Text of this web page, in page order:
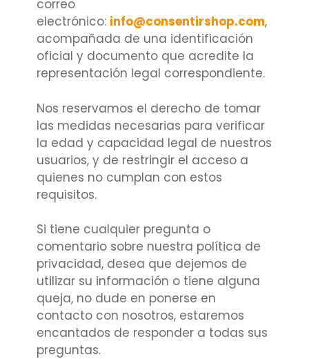
correo
electrónico: info@consentirshop.com,
acompañada de una identificación
oficial y documento que acredite la
representación legal correspondiente.
Nos reservamos el derecho de tomar
las medidas necesarias para verificar
la edad y capacidad legal de nuestros
usuarios, y de restringir el acceso a
quienes no cumplan con estos
requisitos.
Si tiene cualquier pregunta o
comentario sobre nuestra política de
privacidad, desea que dejemos de
utilizar su información o tiene alguna
queja, no dude en ponerse en
contacto con nosotros, estaremos
encantados de responder a todas sus
preguntas.